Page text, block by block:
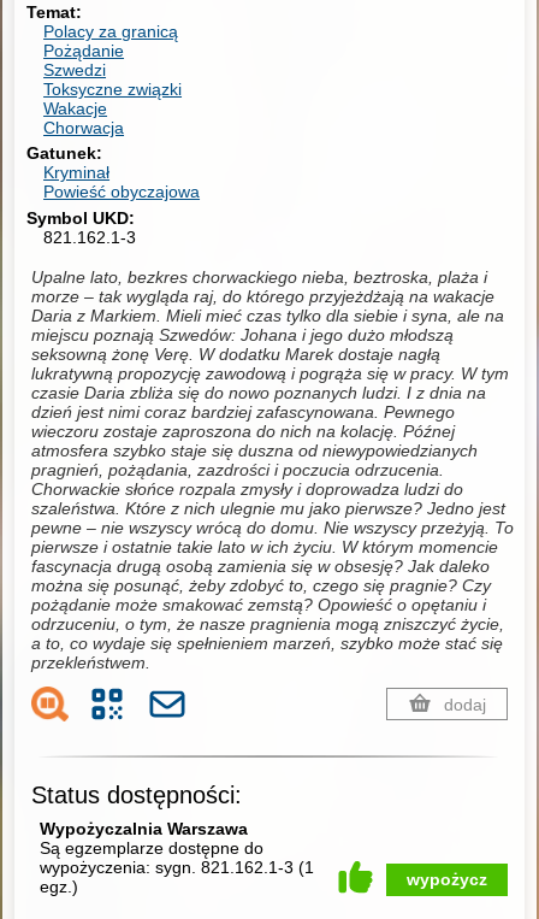
Temat
Polacy za granicą
Pożądanie
Szwedzi
Toksyczne związki
Wakacje
Chorwacja
Gatunek
Kryminał
Powieść obyczajowa
Symbol UKD
821.162.1-3
Upalne lato, bezkres chorwackiego nieba, beztroska, plaża i
morze – tak wygląda raj, do którego przyjeżdżają na wakacje
Daria z Markiem. Mieli mieć czas tylko dla siebie i syna, ale na
miejscu poznają Szwedów: Johana i jego dużo młodszą
seksowną żonę Verę. W dodatku Marek dostaje nagłą
lukratywną propozycję zawodową i pogrąża się w pracy. W tym
czasie Daria zbliża się do nowo poznanych ludzi. I z dnia na
dzień jest nimi coraz bardziej zafascynowana. Pewnego
wieczoru zostaje zaproszona do nich na kolację. Późnej
atmosfera szybko staje się duszna od niewypowiedzianych
pragnień, pożądania, zazdrości i poczucia odrzucenia.
Chorwackie słońce rozpala zmysły i doprowadza ludzi do
szaleństwa. Które z nich ulegnie mu jako pierwsze? Jedno jest
pewne – nie wszyscy wrócą do domu. Nie wszyscy przeżyją. To
pierwsze i ostatnie takie lato w ich życiu. W którym momencie
fascynacja drugą osobą zamienia się w obsesję? Jak daleko
można się posunąć, żeby zdobyć to, czego się pragnie? Czy
pożądanie może smakować zemstą? Opowieść o opętaniu i
odrzuceniu, o tym, że nasze pragnienia mogą zniszczyć życie,
a to, co wydaje się spełnieniem marzeń, szybko może stać się
przekleństwem.
dodaj
Status dostępności:
Wypożyczalnia Warszawa
Są egzemplarze dostępne do
wypożyczenia:sygn. 821.162.1-3(1
egz.) wypożycz